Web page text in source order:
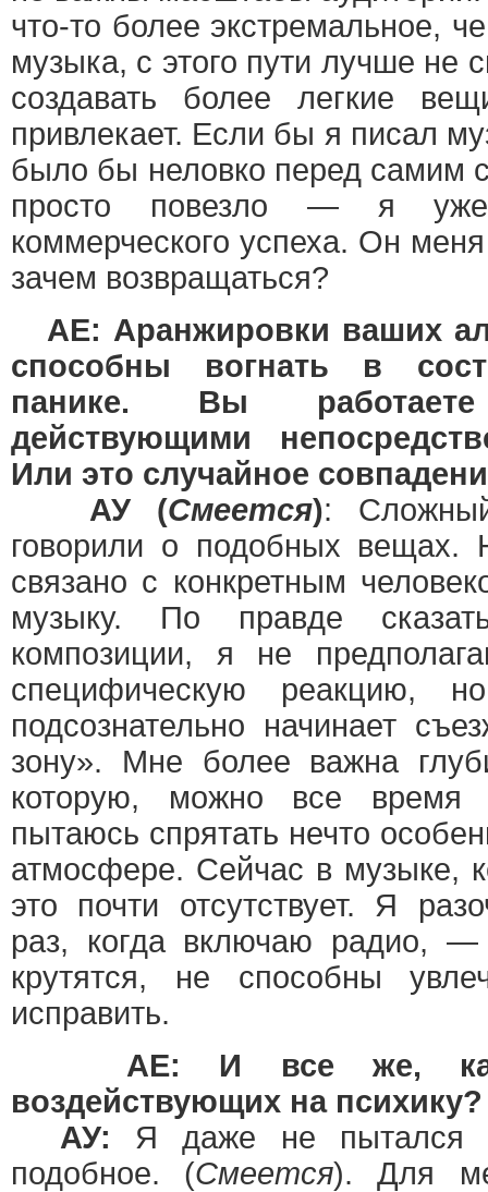
что-то более экстремальное,
музыка, с этого пути лучше не
создавать более легкие
привлекает. Если бы я писал
было бы неловко перед самим
просто повезло — я
коммерческого успеха. Он
зачем возвращаться?
AE: Аранжировки ваших
способны вогнать в
панике. Вы
действующими
Или это случайное
АУ (Смеется):
говорили о подобных вещах.
связано с конкретным
музыку. По правде
композиции, я не
специфическую реакцию,
подсознательно начинает
зону». Мне более важна
которую, можно все время
пытаюсь спрятать нечто
атмосфере. Сейчас в музыке,
это почти отсутствует. Я
раз, когда включаю радио,
крутятся, не способны
исправить.
AE: И все же,
воздействующих на психику?
АУ: Я даже не пытался
подобное. (Смеется). Для